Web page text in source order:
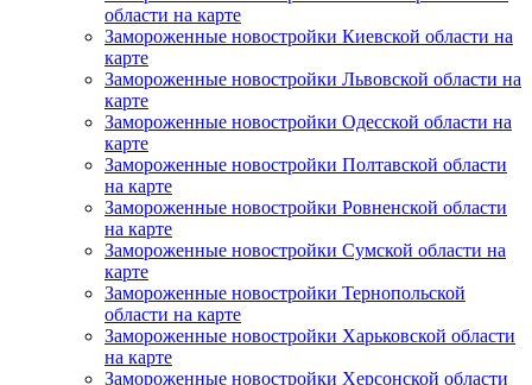
области на карте
Замороженные новостройки Киевской области на
карте
Замороженные новостройки Львовской области на
карте
Замороженные новостройки Одесской области на
карте
Замороженные новостройки Полтавской области
на карте
Замороженные новостройки Ровненской области
на карте
Замороженные новостройки Сумской области на
карте
Замороженные новостройки Тернопольской
области на карте
Замороженные новостройки Харьковской области
на карте
Замороженные новостройки Херсонской области